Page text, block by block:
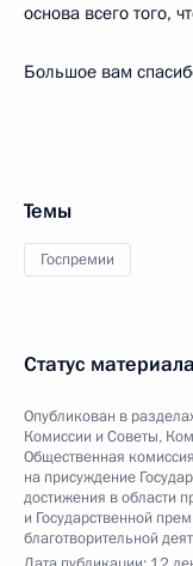
основа всего того,
Большое вам
Темы
Госпремии
Статус материала
Опубликован в
Комиссии и Советы,
Общественная
на присуждение
достижения в области
и Государственной
благотворительной